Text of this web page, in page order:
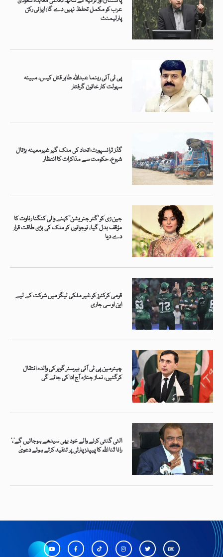
عرب کو مکمل تحفظ نہیں دے گا: ایرانی رکن
پارلیمنٹ
پی ٹی آئی رہنما عبداللہ طاہر قتل کیس، مبینہ
سہولت کار خاتون گرفتار
گڈز ٹرانسپورٹ اتحاد کی ملک گیر غیرمعینہ ہڑتال
شروع، حکومت سے مذاکرات کا انتظار
جین زی کو ’گٹر جنریشن‘ کہنے والی کنگنا رناوت کا
مؤقف بدل گیا، نوجوانوں کو ملک کی بڑی طاقت قرار
دے دیا
قومی کرکٹرز کو غیر ملکی لیگز میں شرکت کے لیے
این او سی جاری
چیئرمین پی ٹی آئی بیرسٹر گوہر کی والدہ انتقال
کرگئیں، نماز جنازہ آج ادا کی جائے گی
’الٹی گنتی کرنے والے خود بھی سیدھے ہوجائیں گے‘،
رانا ثنا اللہ کا پیپلز پارٹی پر تنقید کرتے ہوئے دعویٰ